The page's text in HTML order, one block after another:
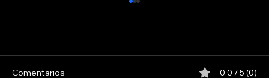
Comentarios 0.0 / 5 (0)